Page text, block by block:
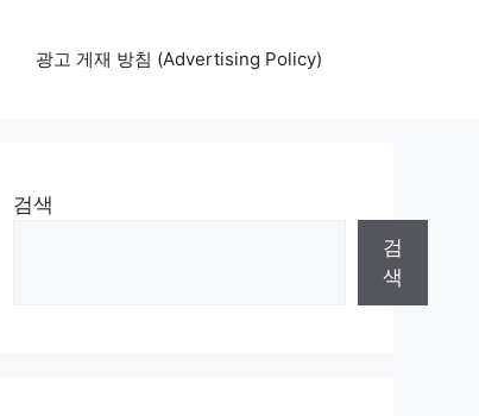
광고 게재 방침 (Advertising Policy)
검색
검
색